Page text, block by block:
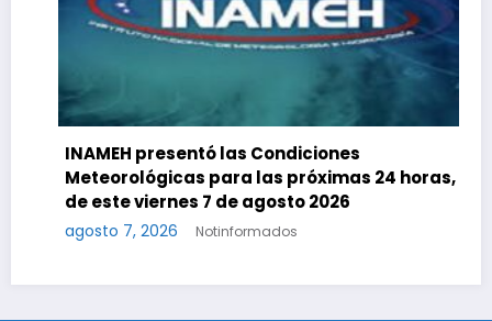
INAMEH presentó las Condiciones
Meteorológicas para las próximas 24 horas,
de este viernes 7 de agosto 2026
agosto 7, 2026 Notinformados